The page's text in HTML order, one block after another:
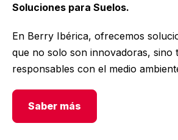
Soluciones para Suelos.
En Berry Ibérica, ofrecemos
que no solo son innovadoras, sino
responsables con el medio
Saber más